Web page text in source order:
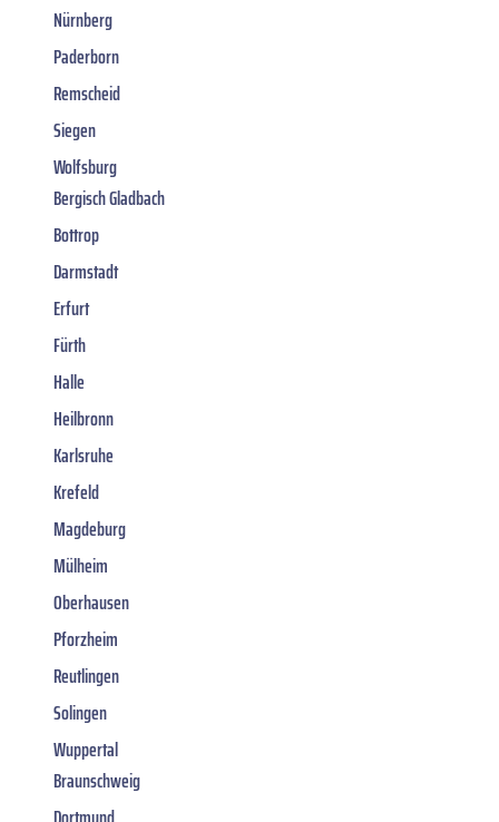
Nürnberg
Paderborn
Remscheid
Siegen
Wolfsburg
Bergisch Gladbach
Bottrop
Darmstadt
Erfurt
Fürth
Halle
Heilbronn
Karlsruhe
Krefeld
Magdeburg
Mülheim
Oberhausen
Pforzheim
Reutlingen
Solingen
Wuppertal
Braunschweig